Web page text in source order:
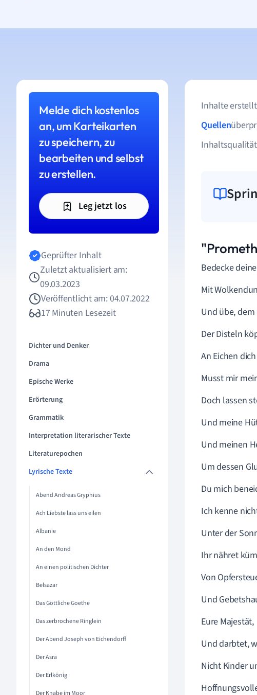
Melde dich kostenlos
an, um Karteikarten
zu speichern, zu
bearbeiten und selbst
zu erstellen.
Leg jetzt los
Geprüfter Inhalt
Zuletzt aktualisiert am:
09.03.2023
Veröffentlicht am: 04.07.2022
17 Minuten Lesezeit
Dichter und Denker
Drama
Epische Werke
Erörterung
Grammatik
Interpretation literarischer Texte
Literaturepochen
Lyrische Texte
Abend Andreas Gryphius
Ach Liebste lass uns eilen
Albanie
An den Mond
An einen politischen Dichter
Belsazar
Das Göttliche Goethe
Das zerbrochene Ringlein
Der Abend Joseph von Eichendorff
Der Asra
Der Erlkönig
Der Knabe im Moor
Inhalte
Quellen
Bedecke
Mit
Und übe,
Der Disteln
An Eichen
Musst mir
Doch lassen
Und meine
Und meinen
Um dessen
Du mich
Ich kenne
Unter der
Ihr nähret
Von
Und
Eure Majestät,
Und darbtet,
Nicht Kinder